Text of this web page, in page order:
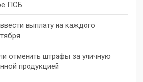
ПСБ
выплату на каждого
отменить штрафы за уличную
продукцией